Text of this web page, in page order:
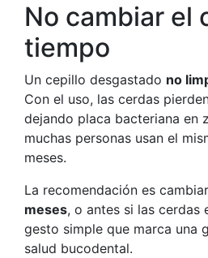
No cambiar el
tiempo
Un cepillo desgastado no
Con el uso, las cerdas
dejando placa bacteriana en
muchas personas usan el
meses.
La recomendación es
meses, o antes si las cerdas
gesto simple que marca una
salud bucodental.